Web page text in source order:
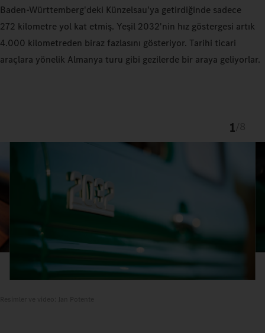
Baden‑Württemberg'deki Künzelsau'ya getirdiğinde sadece
272 kilometre yol kat etmiş. Yeşil 2032'nin hız göstergesi artık
4.000 kilometreden biraz fazlasını gösteriyor. Tarihi ticari
araçlara yönelik Almanya turu gibi gezilerde bir araya geliyorlar.
1